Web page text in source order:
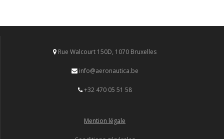
Rue Walcourt 150D, 1070 Bruxelles
info@aeronautica.be
+32 470 05 51 58
Mention légale